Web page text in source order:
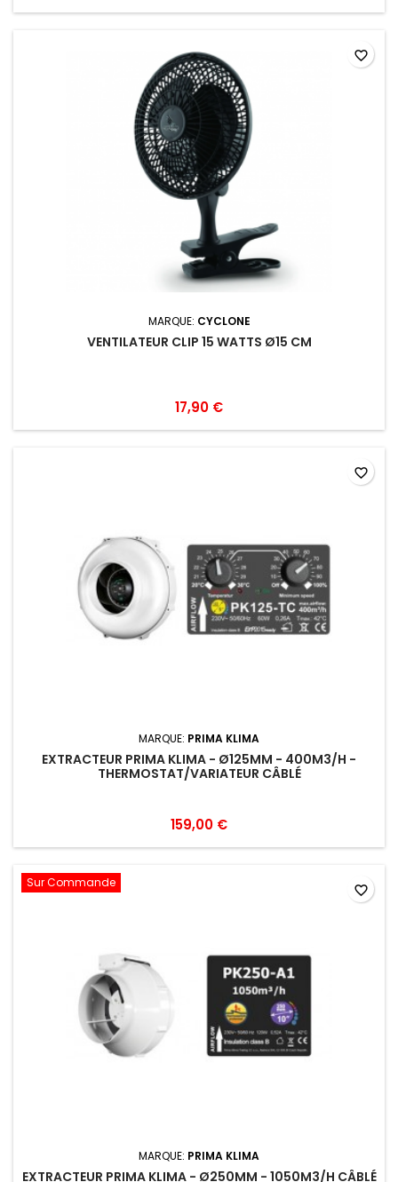
MARQUE: CYCLONE
VENTILATEUR CLIP 15 WATTS Ø15 CM
17,90 €
favorite_border
MARQUE: PRIMA KLIMA
EXTRACTEUR PRIMA KLIMA - Ø125MM - 400M3/H -
THERMOSTAT/VARIATEUR CÂBLÉ
159,00 €
favorite_border
Sur Commande
MARQUE: PRIMA KLIMA
EXTRACTEUR PRIMA KLIMA - Ø250MM - 1050M3/H CÂBLÉ
favorite_border